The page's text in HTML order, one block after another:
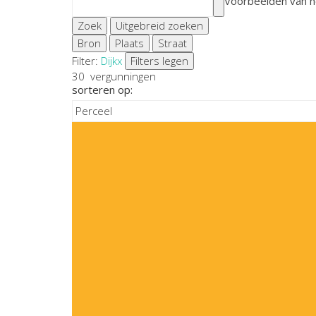
Zoek
Uitgebreid zoeken
Bron
Plaats
Straat
Filter: Dijkx
Filters legen
30 vergunningen
sorteren op: